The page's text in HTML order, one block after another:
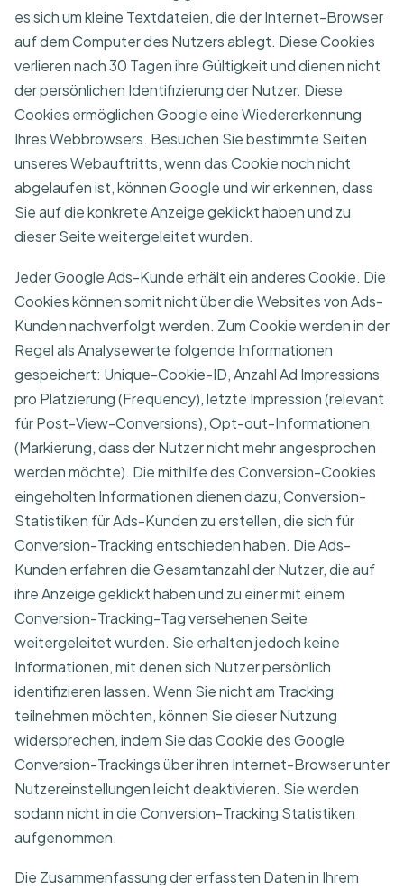
es sich um kleine Textdateien, die der Internet-Browser
auf dem Computer des Nutzers ablegt. Diese Cookies
verlieren nach 30 Tagen ihre Gültigkeit und dienen nicht
der persönlichen Identifizierung der Nutzer. Diese
Cookies ermöglichen Google eine Wiedererkennung
Ihres Webbrowsers. Besuchen Sie bestimmte Seiten
unseres Webauftritts, wenn das Cookie noch nicht
abgelaufen ist, können Google und wir erkennen, dass
Sie auf die konkrete Anzeige geklickt haben und zu
dieser Seite weitergeleitet wurden.
Jeder Google Ads-Kunde erhält ein anderes Cookie. Die
Cookies können somit nicht über die Websites von Ads-
Kunden nachverfolgt werden. Zum Cookie werden in der
Regel als Analysewerte folgende Informationen
gespeichert: Unique-Cookie-ID, Anzahl Ad Impressions
pro Platzierung (Frequency), letzte Impression (relevant
für Post-View-Conversions), Opt-out-Informationen
(Markierung, dass der Nutzer nicht mehr angesprochen
werden möchte). Die mithilfe des Conversion-Cookies
eingeholten Informationen dienen dazu, Conversion-
Statistiken für Ads-Kunden zu erstellen, die sich für
Conversion-Tracking entschieden haben. Die Ads-
Kunden erfahren die Gesamtanzahl der Nutzer, die auf
ihre Anzeige geklickt haben und zu einer mit einem
Conversion-Tracking-Tag versehenen Seite
weitergeleitet wurden. Sie erhalten jedoch keine
Informationen, mit denen sich Nutzer persönlich
identifizieren lassen. Wenn Sie nicht am Tracking
teilnehmen möchten, können Sie dieser Nutzung
widersprechen, indem Sie das Cookie des Google
Conversion-Trackings über ihren Internet-Browser unter
Nutzereinstellungen leicht deaktivieren. Sie werden
sodann nicht in die Conversion-Tracking Statistiken
aufgenommen.
Die Zusammenfassung der erfassten Daten in Ihrem